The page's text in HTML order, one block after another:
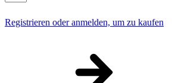
Registrieren oder anmelden, um zu kaufen